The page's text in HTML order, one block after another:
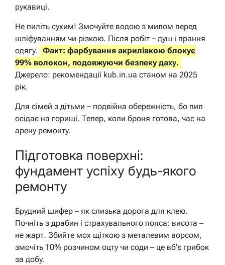
рукавиці.
Не пиліть сухим! Змочуйте водою з милом перед
шліфуванням чи різкою. Після робіт – душ і прання
одягу. Факт: фарбування акрилівкою блокує
99% волокон, подовжуючи безпеку даху.
Джерело: рекомендації kub.in.ua станом на 2025
рік.
Для сімей з дітьми – подвійна обережність, бо пил
осідає на горищі. Тепер, коли броня готова, час на
арену ремонту.
Підготовка поверхні:
фундамент успіху будь-якого
ремонту
Брудний шифер – як слизька дорога для клею.
Почніть з драбин і страхувального пояса: висота –
не жарт. Збийте мох щіткою з металевим ворсом,
змочіть 10% розчином оцту чи соди – це вб’є грибок
за добу.